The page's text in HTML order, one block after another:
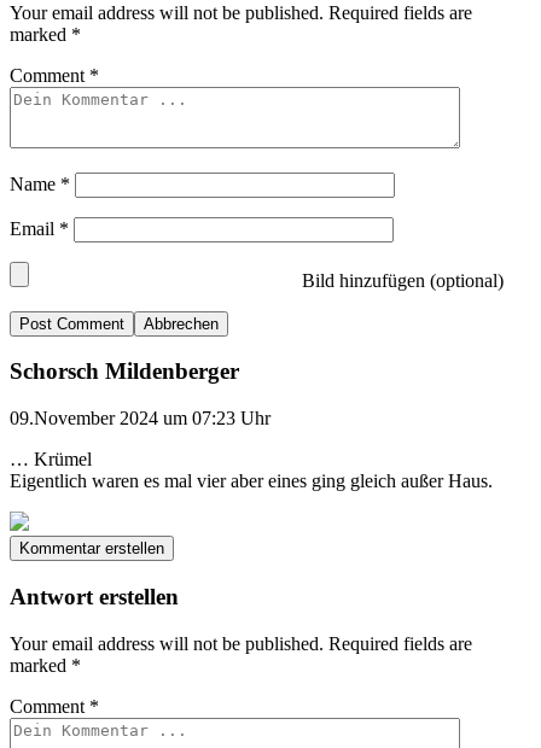
Your email address will not be published. Required fields are
marked *
Comment *
Name *
Email *
Bild hinzufügen (optional)
Abbrechen
Schorsch Mildenberger
09.November 2024 um 07:23 Uhr
… Krümel
Eigentlich waren es mal vier aber eines ging gleich außer Haus.
Kommentar erstellen
Antwort erstellen
Your email address will not be published. Required fields are
marked *
Comment *